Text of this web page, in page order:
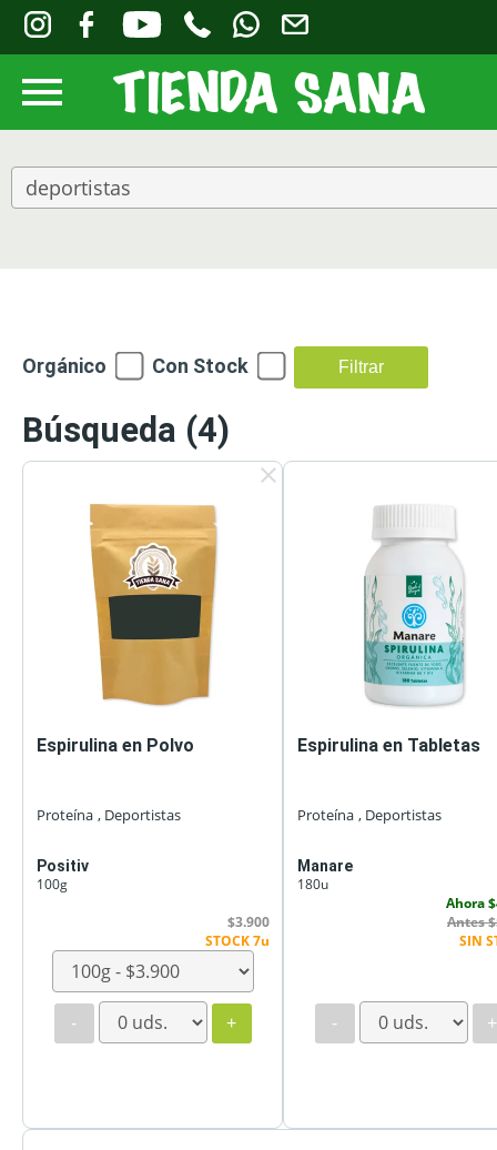
Orgánico Con Stock Filtrar
Búsqueda (4)
clear
Espirulina en Polvo
Proteína , Deportistas
Positiv
100g
$3.900
STOCK 7u
- +
Espirulina en Tabletas
Proteína , Deportistas
Manare
180u
Ahora
Antes
SIN
- +